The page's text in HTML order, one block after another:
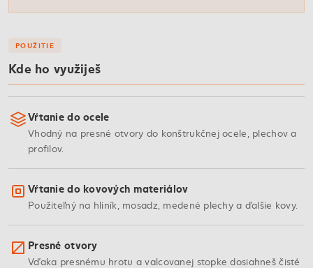
POUŽITIE
Kde ho využiješ
Vŕtanie do ocele
Vhodný na presné otvory do konštrukčnej ocele, plechov a
profilov.
Vŕtanie do kovových materiálov
Použiteľný na hliník, mosadz, medené plechy a ďalšie kovy.
Presné otvory
Vďaka presnému hrotu a valcovanej stopke dosiahneš čisté